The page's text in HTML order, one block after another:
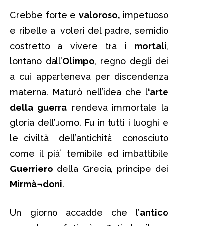
Crebbe forte e valoroso, impetuoso
e ribelle ai voleri del padre, semidio
costretto a vivere tra i mortali,
lontano dall’Olimpo, regno degli dei
a cui apparteneva per discendenza
materna. Maturò nell’idea che l‘arte
della guerra rendeva immortale la
gloria dell’uomo. Fu in tutti i luoghi e
le civiltà dell’antichità conosciuto
come il pià¹ temibile ed imbattibile
Guerriero della Grecia, principe dei
Mirmà¬doni.
Un giorno accadde che l’antico